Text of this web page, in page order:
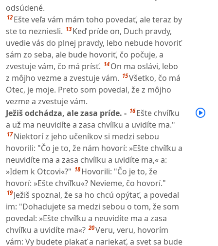
odsúdené.
12 Ešte veľa vám mám toho povedať, ale teraz by
ste to nezniesli. 13 Keď príde on, Duch pravdy,
uvedie vás do plnej pravdy, lebo nebude hovoriť
sám zo seba, ale bude hovoriť, čo počuje, a
zvestuje vám, čo má prísť. 14 On ma oslávi, lebo
z môjho vezme a zvestuje vám. 15Všetko, čo má
Otec, je moje. Preto som povedal, že z môjho
vezme a zvestuje vám.
Ježiš odchádza, ale zasa príde. - 16 Ešte chvíľku
a už ma neuvidíte a zasa chvíľku a uvidíte ma."
17 Niektorí z jeho učeníkov si medzi sebou
hovorili: "Čo je to, že nám hovorí: »Ešte chvíľku a
neuvidíte ma a zasa chvíľku a uvidíte ma,« a:
»Idem k Otcovi«?" 18 Hovorili: "Čo je to, že
hovorí: »Ešte chvíľku«? Nevieme, čo hovorí."
19 Ježiš spoznal, že sa ho chcú opýtať, a povedal
im: "Dohadujete sa medzi sebou o tom, že som
povedal: »Ešte chvíľku a neuvidíte ma a zasa
chvíľku a uvidíte ma«? 20Veru, veru, hovorím
vám: Vy budete plakať a nariekať, a svet sa bude